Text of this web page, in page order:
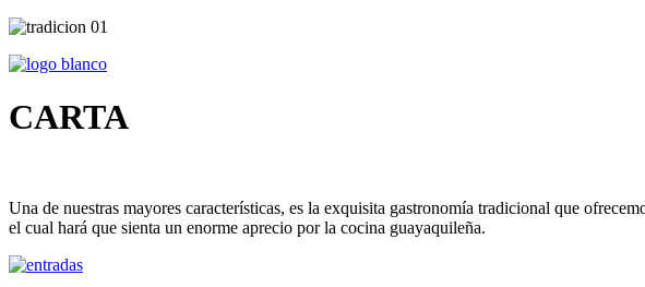
CARTA
Una de nuestras mayores características, es la exquisita gastronomía tradicional que
el cual hará que sienta un enorme aprecio por la cocina guayaquileña.